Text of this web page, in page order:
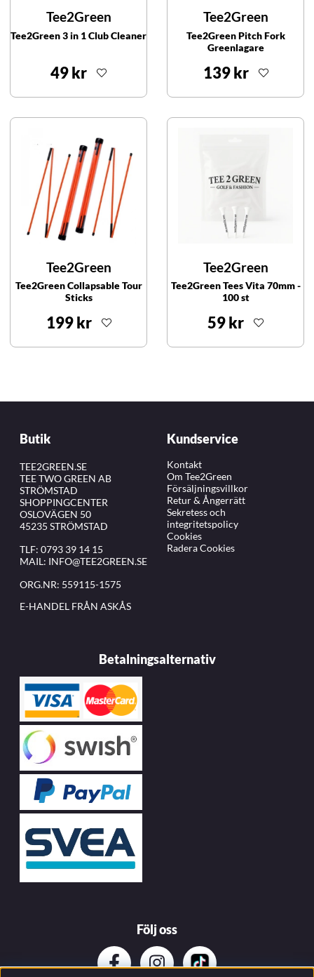
Tee2Green
Tee2Green 3 in 1 Club Cleaner
49 kr
Tee2Green
Tee2Green Pitch Fork
Greenlagare
139 kr
Tee2Green
Tee2Green Collapsable Tour
Sticks
199 kr
Tee2Green
Tee2Green Tees Vita 70mm -
100 st
59 kr
Butik
TEE2GREEN.SE
TEE TWO GREEN AB
STRÖMSTAD
SHOPPINGCENTER
OSLOVÄGEN 50
45235 STRÖMSTAD
TLF: 0793 39 14 15
MAIL: INFO@TEE2GREEN.SE
ORG.NR: 559115-1575
E-HANDEL FRÅN ASKÅS
Kundservice
Kontakt
Om Tee2Green
Försäljningsvillkor
Retur & Ångerrätt
Sekretess och
integritetspolicy
Cookies
Radera Cookies
Betalningsalternativ
Följ oss